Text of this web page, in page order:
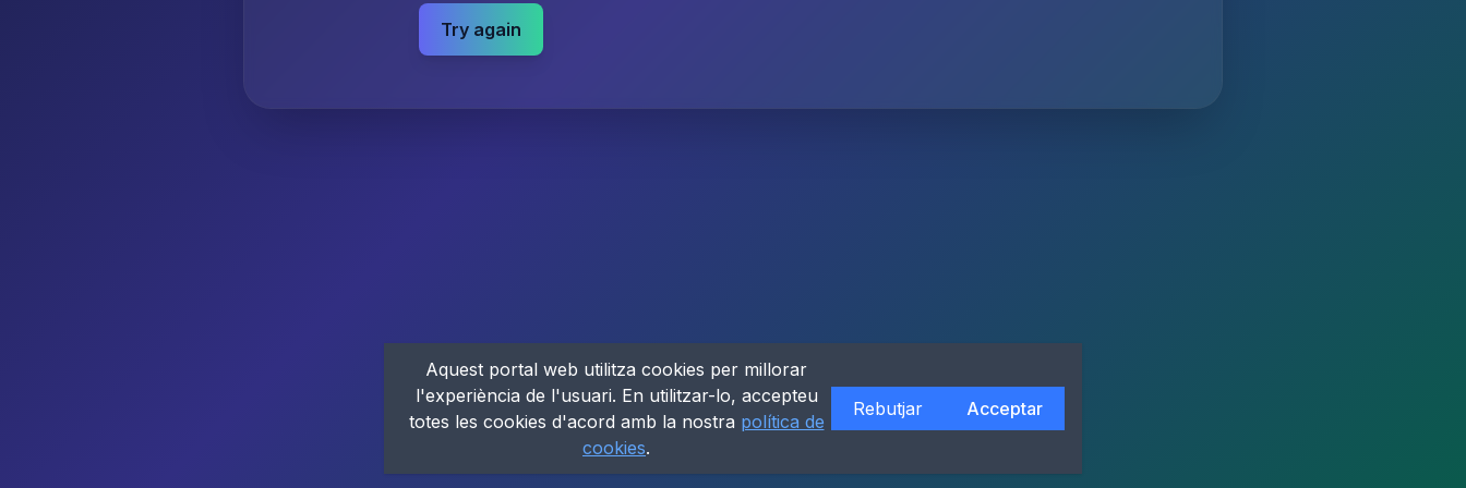
Try again
Aquest portal web utilitza cookies per millorar
l'experiència de l'usuari. En utilitzar-lo, accepteu
totes les cookies d'acord amb la nostra política de
cookies.
Rebutjar Acceptar